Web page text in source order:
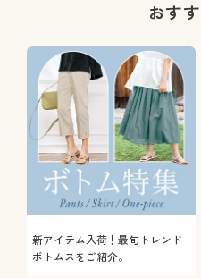
おす
新アイテム入荷！最旬トレンド
ボトムスをご紹介。